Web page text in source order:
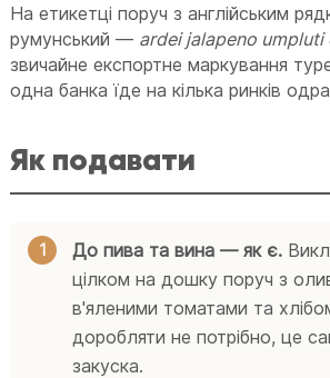
На етикетці поруч з англійським
румунський — ardei jalapeno umpluti
звичайне експортне маркування
одна банка їде на кілька ринків
Як подавати
До пива та вина — як є.
цілком на дошку поруч з
в'яленими томатами та
доробляти не потрібно, це
закуска.